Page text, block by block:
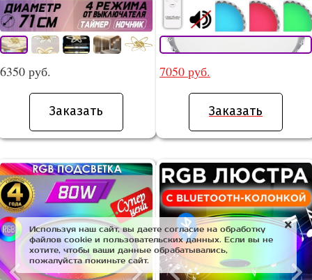
6350 руб.
Заказать
7050 руб.
Заказать
Используя наш сайт, вы даете согласие на обработку
файлов cookie и пользовательских данных. Если вы не
хотите, чтобы ваши данные обрабатывались,
пожалуйста покиньте сайт.